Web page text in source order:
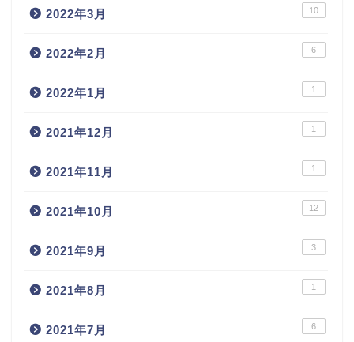
2022年3月 10
2022年2月 6
2022年1月 1
2021年12月 1
2021年11月 1
2021年10月 12
2021年9月 3
2021年8月 1
2021年7月 6